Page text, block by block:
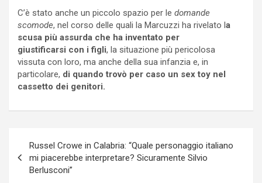
C’è stato anche un piccolo spazio per le domande
scomode, nel corso delle quali la Marcuzzi ha rivelato la
scusa più assurda che ha inventato per
giustificarsi con i figli, la situazione più pericolosa
vissuta con loro, ma anche della sua infanzia e, in
particolare, di quando trovò per caso un sex toy nel
cassetto dei genitori.
articoli
Russel Crowe in Calabria: “Quale personaggio italiano
mi piacerebbe interpretare? Sicuramente Silvio
Berlusconi”